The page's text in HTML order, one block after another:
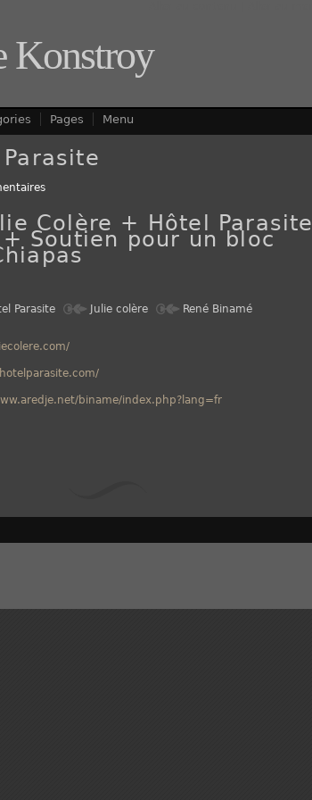
Konstroy
Pages Menu
Colère + Hôtel Parasite
Soutien pour un bloc
Parasite Julie colère René Binamé
biname/index.php?lang=fr